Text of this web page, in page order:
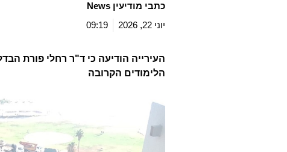
כתבי מודיעין News
יוני 22, 2026
09:19
העירייה הודיעה כי ד"ר רחלי פורת
הלימודים הקרובה